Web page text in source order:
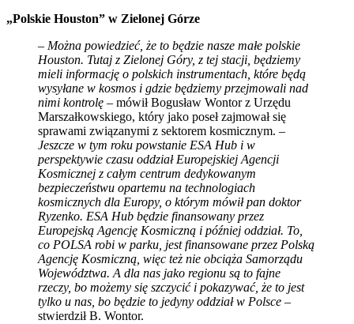
„Polskie Houston” w Zielonej Górze
– Można powiedzieć, że to będzie nasze małe polskie
Houston. Tutaj z Zielonej Góry, z tej stacji, będziemy
mieli informację o polskich instrumentach, które będą
wysyłane w kosmos i gdzie będziemy przejmowali nad
nimi kontrolę – mówił Bogusław Wontor z Urzędu
Marszałkowskiego, który jako poseł zajmował się
sprawami związanymi z sektorem kosmicznym. –
Jeszcze w tym roku powstanie ESA Hub i w
perspektywie czasu oddział Europejskiej Agencji
Kosmicznej z całym centrum dedykowanym
bezpieczeństwu opartemu na technologiach
kosmicznych dla Europy, o którym mówił pan doktor
Ryzenko. ESA Hub będzie finansowany przez
Europejską Agencję Kosmiczną i później oddział. To,
co POLSA robi w parku, jest finansowane przez Polską
Agencję Kosmiczną, więc też nie obciąża Samorządu
Województwa. A dla nas jako regionu są to fajne
rzeczy, bo możemy się szczycić i pokazywać, że to jest
tylko u nas, bo będzie to jedyny oddział w Polsce –
stwierdził B. Wontor.